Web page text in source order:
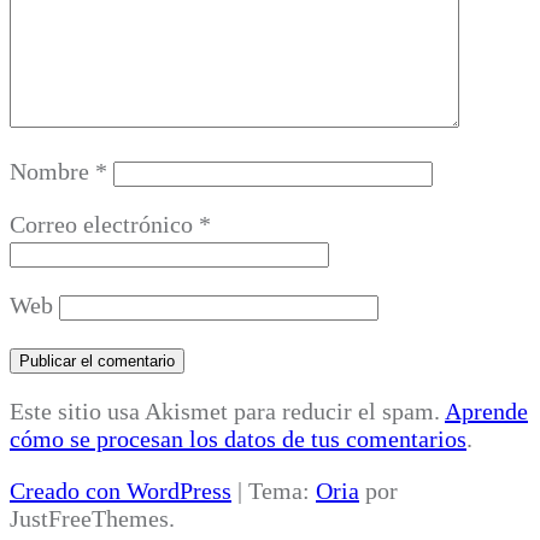
Nombre *
Correo electrónico *
Web
Este sitio usa Akismet para reducir el spam. Aprende
cómo se procesan los datos de tus comentarios.
Creado con WordPress | Tema: Oria por
JustFreeThemes.